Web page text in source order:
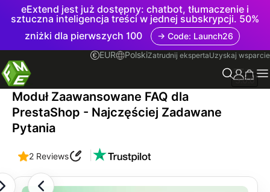
eExtend jest już dostępny: chatbot, tłumaczenie i
sztuczna inteligencja treści w jednej subskrypcji. 50%
zniżki dla pierwszych 100
→ Code: Launch26
EUR
PolskiZatrudnij ekspertaUzyskaj wsparcie
3.0.0
Moduł Zaawansowane FAQ dla
PrestaShop - Najczęściej Zadawane
Pytania
2 Reviews